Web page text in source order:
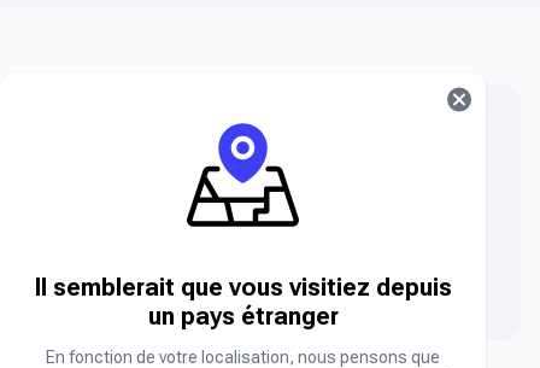
Vous ne trouvez pas ce que vous cherchez ?
Vous ne trouvez pas le produit que vous cherchez ?
Contactez notre équipe.
Nous contacter
Il semblerait que vous visitiez depuis
un pays étranger
En fonction de votre localisation, nous pensons que